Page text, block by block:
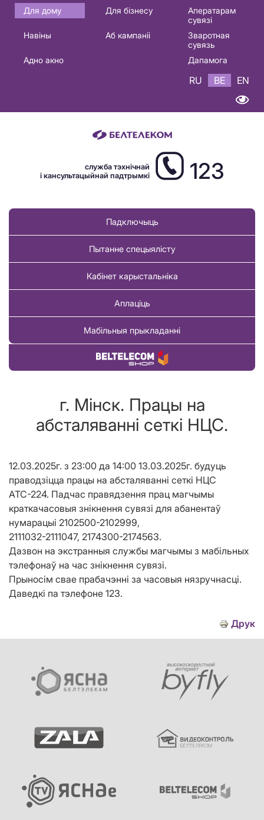
Основная
навигация
Для дому Для бізнесу
Аператарам
сувязі
Навіны
Аб кампаніі
Зваротная
сувязь
Адно акно
Дапамога
RU BE EN
служба тэхнічнай
і кансультацыйнай падтрымкі
123
Падключыць
Пытанне спецыялісту
Кабінет карыстальніка
Аплаціць
Мабільныя прыкладанні
Купіць тавар
г. Мінск. Працы на
абсталяванні сеткі НЦС.
12.03.2025г. з 23:00 да 14:00 13.03.2025г. будуць
праводзіцца працы на абсталяванні сеткі НЦС
АТС-224. Падчас правядзення прац магчымы
краткачасовыя знікнення сувязі для абанентаў
нумарацыі 2102500-2102999,
2111032-2111047, 2174300-2174563.
Дазвон на экстранныя службы магчымы з мабільных
тэлефонаў на час знікнення сувязі.
Прыносім свае прабачэнні за часовыя нязручнасці.
Даведкі па тэлефоне 123.
Друк